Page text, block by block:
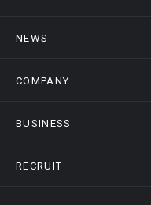
NEWS
ニュース
COMPANY
会社概要
BUSINESS
事業情報トップ
RECRUIT